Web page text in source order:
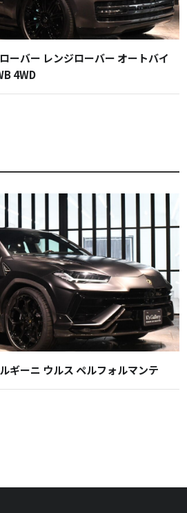
バー レンジローバー オートバイ
4WD
ーニ ウルス ペルフォルマンテ